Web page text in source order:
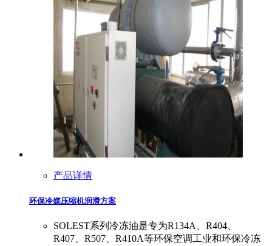
产品详情
环保冷媒压缩机润滑方案
SOLEST系列冷冻油是专为R134A、R404、
R407、R507、R410A等环保空调工业和环保冷冻